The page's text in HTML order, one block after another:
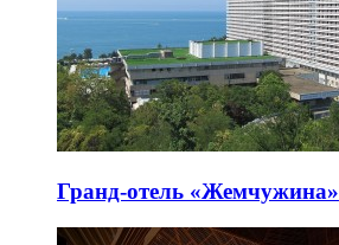
Гранд-отель «Жемчужина»